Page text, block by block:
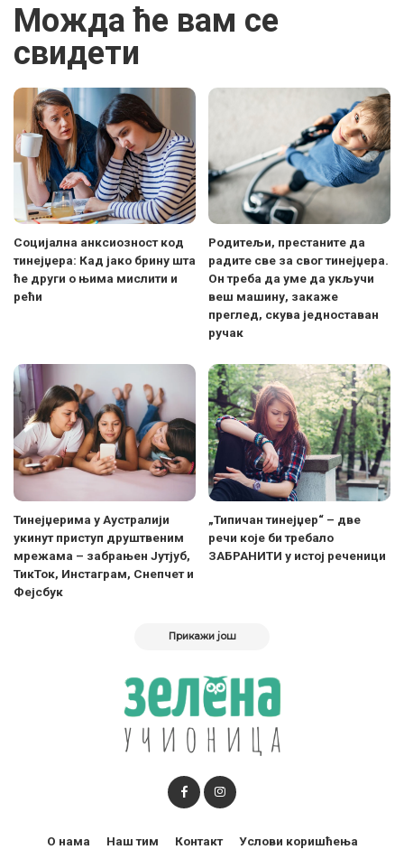
Можда ће вам се
свидети
Социјална анксиозност код
тинејџера: Кад јако брину шта
ће други о њима мислити и
рећи
Родитељи, престаните да
радите све за свог тинејџера.
Он треба да уме да укључи
веш машину, закаже
преглед, скува једноставан
ручак
Тинејџерима у Аустралији
укинут приступ друштвеним
мрежама – забрањен Јутјуб,
ТикТок, Инстаграм, Снепчет и
Фејсбук
„Типичан тинејџер“ – две
речи које би требало
ЗАБРАНИТИ у истој реченици
Прикажи још
О нама Наш тим Контакт Услови коришћења